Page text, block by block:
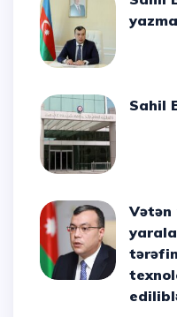
Vətən müharibəsində